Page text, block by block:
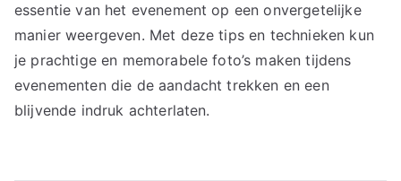
essentie van het evenement op een onvergetelijke
manier weergeven. Met deze tips en technieken kun
je prachtige en memorabele foto’s maken tijdens
evenementen die de aandacht trekken en een
blijvende indruk achterlaten.